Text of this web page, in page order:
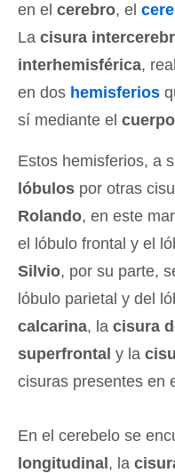
en el cerebro, el
La cisura
interhemisférica,
en dos hemisferios
sí mediante el
Estos hemisferios, a
lóbulos por otras
Rolando, en este
el lóbulo frontal y el
Silvio, por su parte,
lóbulo parietal y del
calcarina, la cisura
superfrontal y la
cisuras presentes en
En el cerebelo se
longitudinal , la